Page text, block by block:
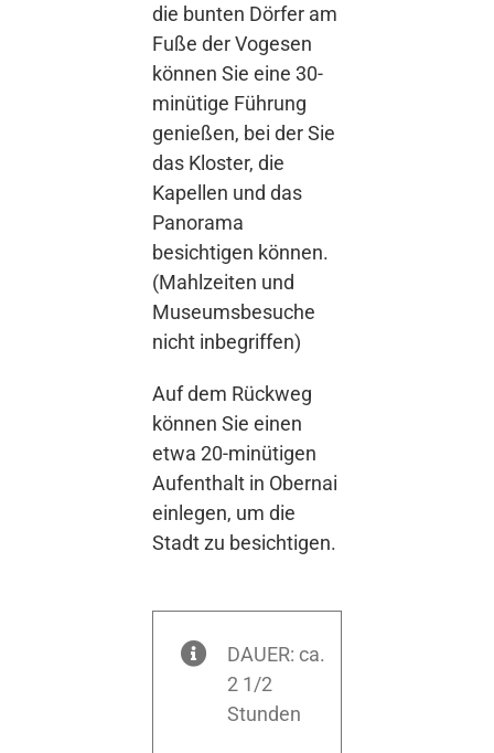
die bunten Dörfer am
Fuße der Vogesen
können Sie eine 30-
minütige Führung
genießen, bei der Sie
das Kloster, die
Kapellen und das
Panorama
besichtigen können.
(Mahlzeiten und
Museumsbesuche
nicht inbegriffen)
Auf dem Rückweg
können Sie einen
etwa 20-minütigen
Aufenthalt in Obernai
einlegen, um die
Stadt zu besichtigen.
DAUER: ca.
2 1/2
Stunden